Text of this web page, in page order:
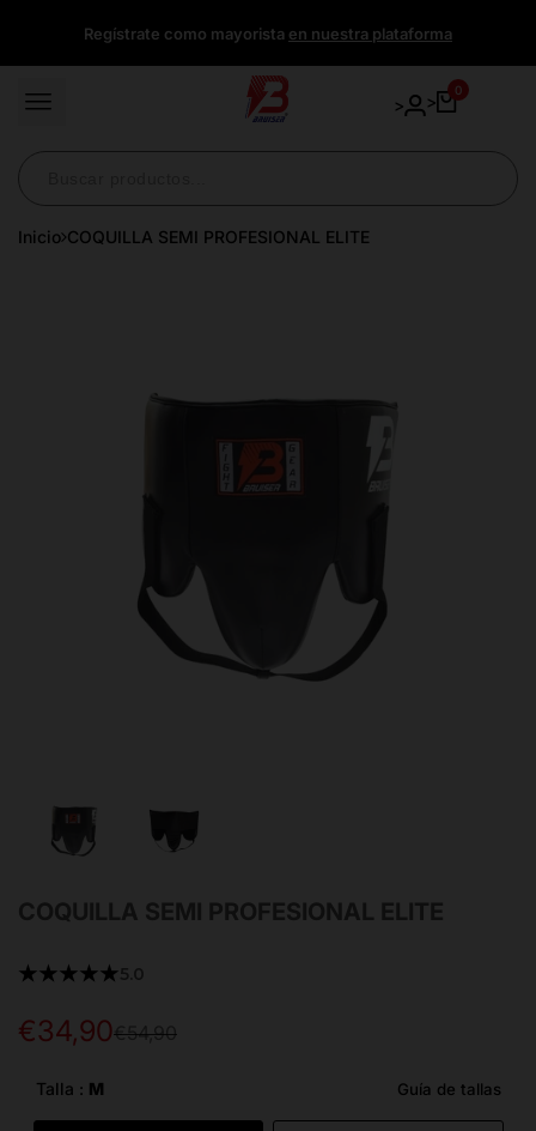
Regístrate como mayorista en nuestra plataforma
> >
0
Inicio COQUILLA SEMI PROFESIONAL ELITE
COQUILLA SEMI PROFESIONAL ELITE
★★★★★5.0
Precio
€54,90
Precio
oferta
€34,90
Talla : M Guía de tallas
directamente
al
contenido